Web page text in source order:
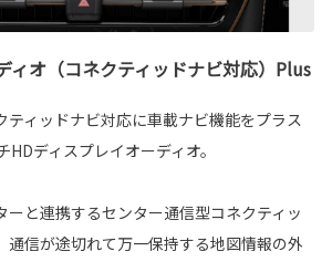
ィオ（コネクティッドナビ対応）Plus
ティッドナビ対応に車載ナビ機能をプラス
ディスプレイオーディオ。
ーと連携するセンター通信型コネクティッ
通信が途切れて万一保持する地図情報の外